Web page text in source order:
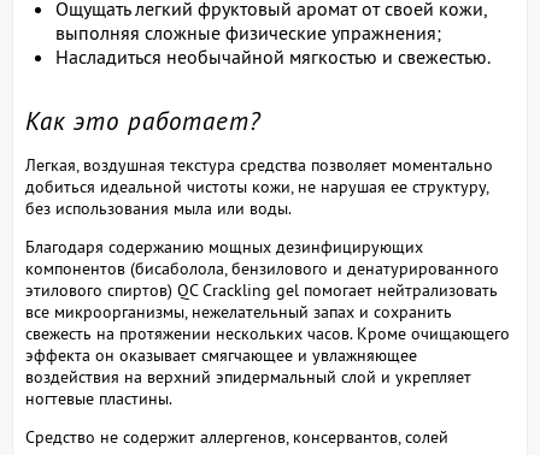
Ощущать легкий фруктовый аромат от своей кожи,
выполняя сложные физические упражнения;
Насладиться необычайной мягкостью и свежестью.
Как это работает?
Легкая, воздушная текстура средства позволяет моментально
добиться идеальной чистоты кожи, не нарушая ее структуру,
без использования мыла или воды.
Благодаря содержанию мощных дезинфицирующих
компонентов (бисаболола, бензилового и денатурированного
этилового спиртов) QC Crackling gel помогает нейтрализовать
все микроорганизмы, нежелательный запах и сохранить
свежесть на протяжении нескольких часов. Кроме очищающего
эффекта он оказывает смягчающее и увлажняющее
воздействия на верхний эпидермальный слой и укрепляет
ногтевые пластины.
Средство не содержит аллергенов, консервантов, солей